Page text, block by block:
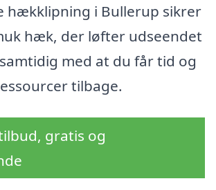
hækklipning i Bullerup sikrer
hæk, der løfter udseendet
med at du får tid og
tilbage.
gratis og